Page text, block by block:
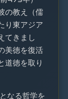
の教え（儒
り東アジア
てきまし
美徳を復活
道徳を取り
なる哲学を